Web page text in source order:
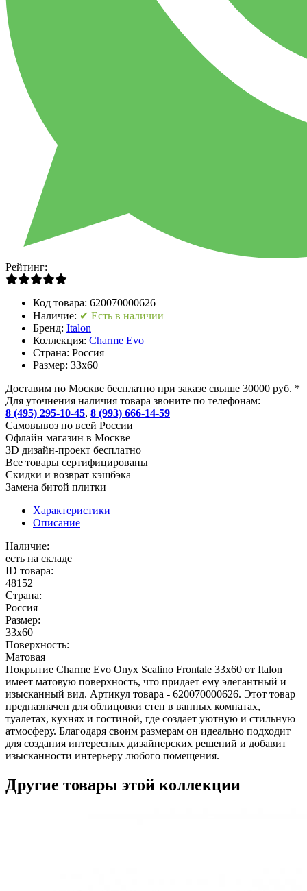
Рейтинг:
Код товара: 620070000626
Наличие: ✔ Есть в наличии
Бренд: Italon
Коллекция: Charme Evo
Страна: Россия
Размер: 33x60
Доставим по Москве бесплатно при заказе свыше 30000 руб. *
Для уточнения наличия товара звоните по телефонам:
8 (495) 295-10-45, 8 (993) 666-14-59
Cамовывоз по всей России
Офлайн магазин в Москве
3D дизайн-проект бесплатно
Все товары сертифицированы
Скидки и возврат кэшбэка
Замена битой плитки
Характеристики
Описание
Наличие:
есть на складе
ID товара:
48152
Страна:
Россия
Размер:
33x60
Поверхность:
Матовая
Покрытие Charme Evo Onyx Scalino Frontale 33x60 от Italon
имеет матовую поверхность, что придает ему элегантный и
изысканный вид. Артикул товара - 620070000626. Этот товар
предназначен для облицовки стен в ванных комнатах,
туалетах, кухнях и гостиной, где создает уютную и стильную
атмосферу. Благодаря своим размерам он идеально подходит
для создания интересных дизайнерских решений и добавит
изысканности интерьеру любого помещения.
Другие товары этой коллекции